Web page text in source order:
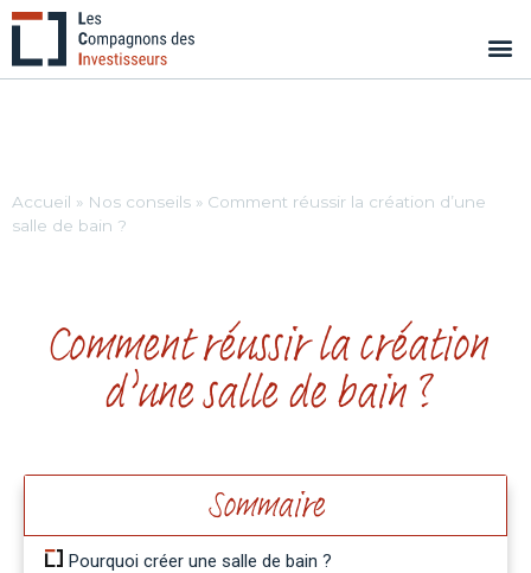
Accueil » Nos conseils » Comment réussir la création d’une
salle de bain ?
Comment réussir la création
d’une salle de bain ?
Sommaire
Pourquoi créer une salle de bain ?